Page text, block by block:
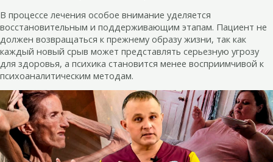
В процессе лечения особое внимание уделяется
восстановительным и поддерживающим этапам. Пациент не
должен возвращаться к прежнему образу жизни, так как
каждый новый срыв может представлять серьезную угрозу
для здоровья, а психика становится менее восприимчивой к
психоаналитическим методам.